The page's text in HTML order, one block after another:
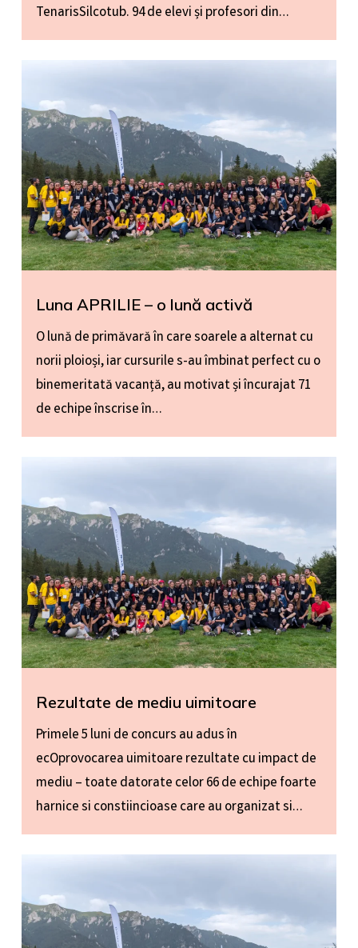
TenarisSilcotub. 94 de elevi și profesori din…
Luna APRILIE – o lună activă
O lună de primăvară în care soarele a alternat cu
norii ploioși, iar cursurile s-au îmbinat perfect cu o
binemeritată vacanță, au motivat și încurajat 71
de echipe înscrise în…
Rezultate de mediu uimitoare
Primele 5 luni de concurs au adus în
ecOprovocarea uimitoare rezultate cu impact de
mediu – toate datorate celor 66 de echipe foarte
harnice si constiincioase care au organizat si…